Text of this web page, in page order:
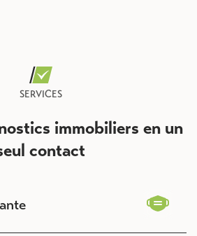
SERVICES
immobiliers en un
contact